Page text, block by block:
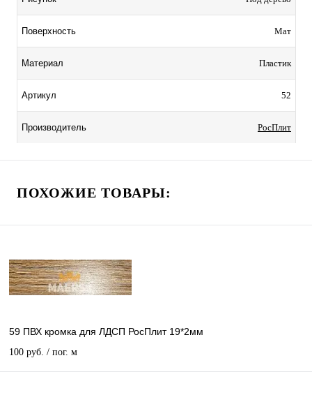
Поверхность Мат
Материал Пластик
Артикул 52
Производитель РосПлит
ПОХОЖИЕ ТОВАРЫ:
59 ПВХ кромка для ЛДСП РосПлит 19*2мм
100 руб. / пог. м